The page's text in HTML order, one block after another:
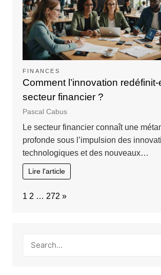
FINANCES
Comment l’innovation redéfinit-
secteur financier ?
Pascal Cabus
Le secteur financier connaît une
profonde sous l’impulsion des
technologiques et des nouveaux…
Lire l'article
Page:
1 2 … 272 Next
»